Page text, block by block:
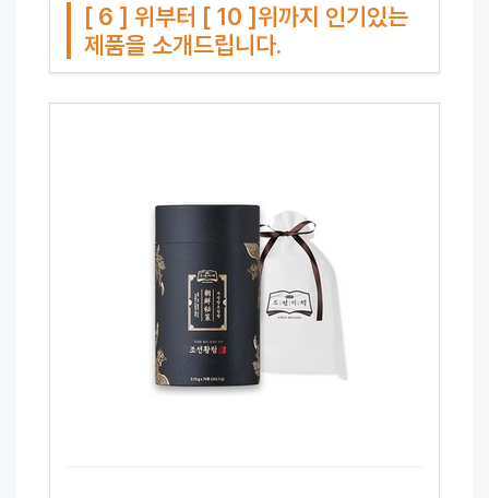
[ 6 ] 위부터 [ 10 ]위까지 인기있는
제품을 소개드립니다.